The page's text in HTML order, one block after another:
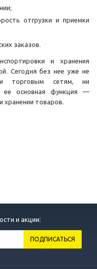
отгрузки и приемки
заказов.
и хранения
Сегодня без нее уже не
торговым сетям, ни
ее основная функция —
хранении товаров.
и акции: